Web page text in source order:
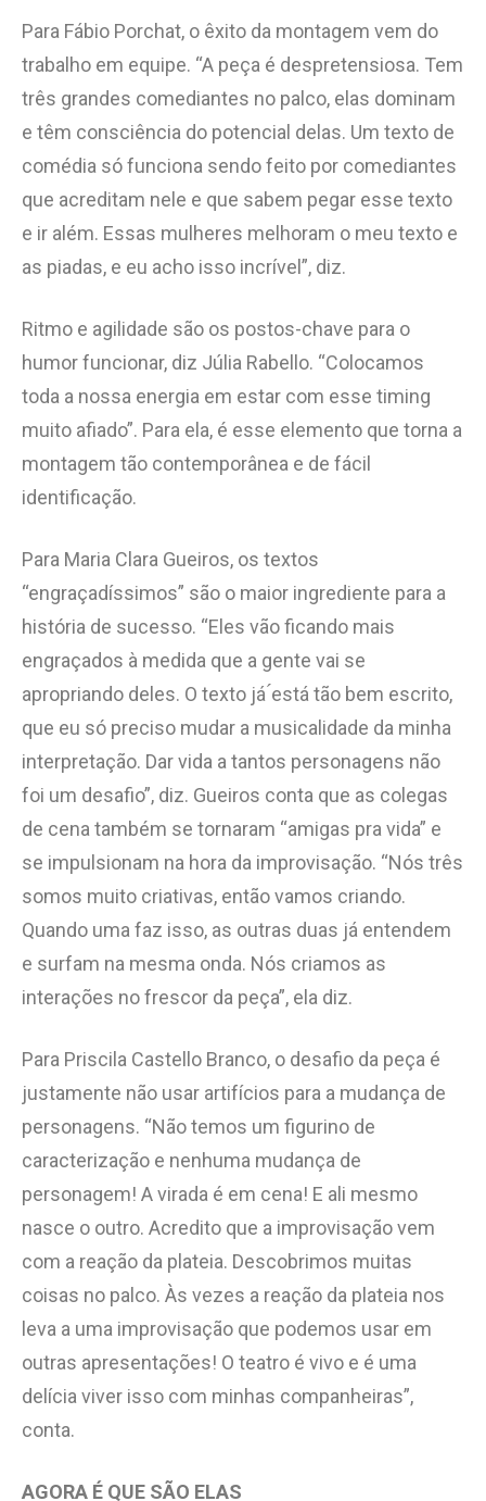
Para Fábio Porchat, o êxito da montagem vem do
trabalho em equipe. “A peça é despretensiosa. Tem
três grandes comediantes no palco, elas dominam
e têm consciência do potencial delas. Um texto de
comédia só funciona sendo feito por comediantes
que acreditam nele e que sabem pegar esse texto
e ir além. Essas mulheres melhoram o meu texto e
as piadas, e eu acho isso incrível”, diz.
Ritmo e agilidade são os postos-chave para o
humor funcionar, diz Júlia Rabello. “Colocamos
toda a nossa energia em estar com esse timing
muito afiado”. Para ela, é esse elemento que torna a
montagem tão contemporânea e de fácil
identificação.
Para Maria Clara Gueiros, os textos
“engraçadíssimos” são o maior ingrediente para a
história de sucesso. “Eles vão ficando mais
engraçados à medida que a gente vai se
apropriando deles. O texto já ́está tão bem escrito,
que eu só preciso mudar a musicalidade da minha
interpretação. Dar vida a tantos personagens não
foi um desafio”, diz. Gueiros conta que as colegas
de cena também se tornaram “amigas pra vida” e
se impulsionam na hora da improvisação. “Nós três
somos muito criativas, então vamos criando.
Quando uma faz isso, as outras duas já entendem
e surfam na mesma onda. Nós criamos as
interações no frescor da peça”, ela diz.
Para Priscila Castello Branco, o desafio da peça é
justamente não usar artifícios para a mudança de
personagens. “Não temos um figurino de
caracterização e nenhuma mudança de
personagem! A virada é em cena! E ali mesmo
nasce o outro. Acredito que a improvisação vem
com a reação da plateia. Descobrimos muitas
coisas no palco. Às vezes a reação da plateia nos
leva a uma improvisação que podemos usar em
outras apresentações! O teatro é vivo e é uma
delícia viver isso com minhas companheiras”,
conta.
AGORA É QUE SÃO ELAS